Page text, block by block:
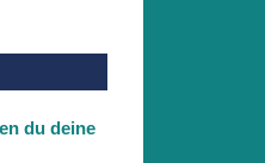
du deine